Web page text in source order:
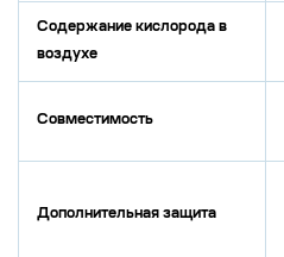
Содержание кислорода в
воздухе
Совместимость
Дополнительная защита